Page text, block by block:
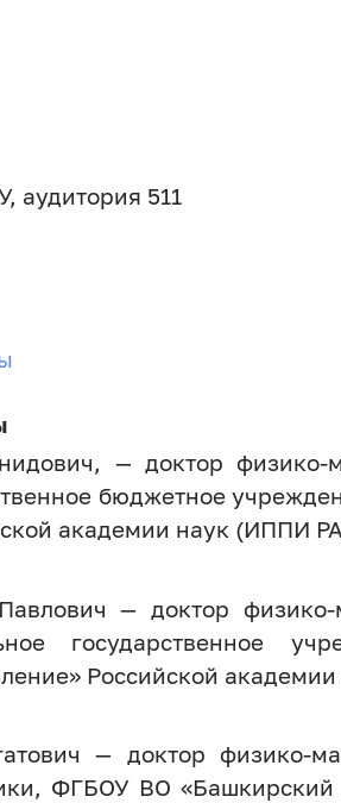
аудитория 511
— доктор физико-
бюджетное
академии наук (ИППИ
— доктор
государственное
Российской академии
— доктор физико-
ФГБОУ ВО